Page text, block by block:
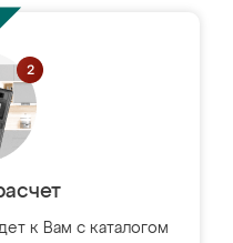
к Вам с каталогом